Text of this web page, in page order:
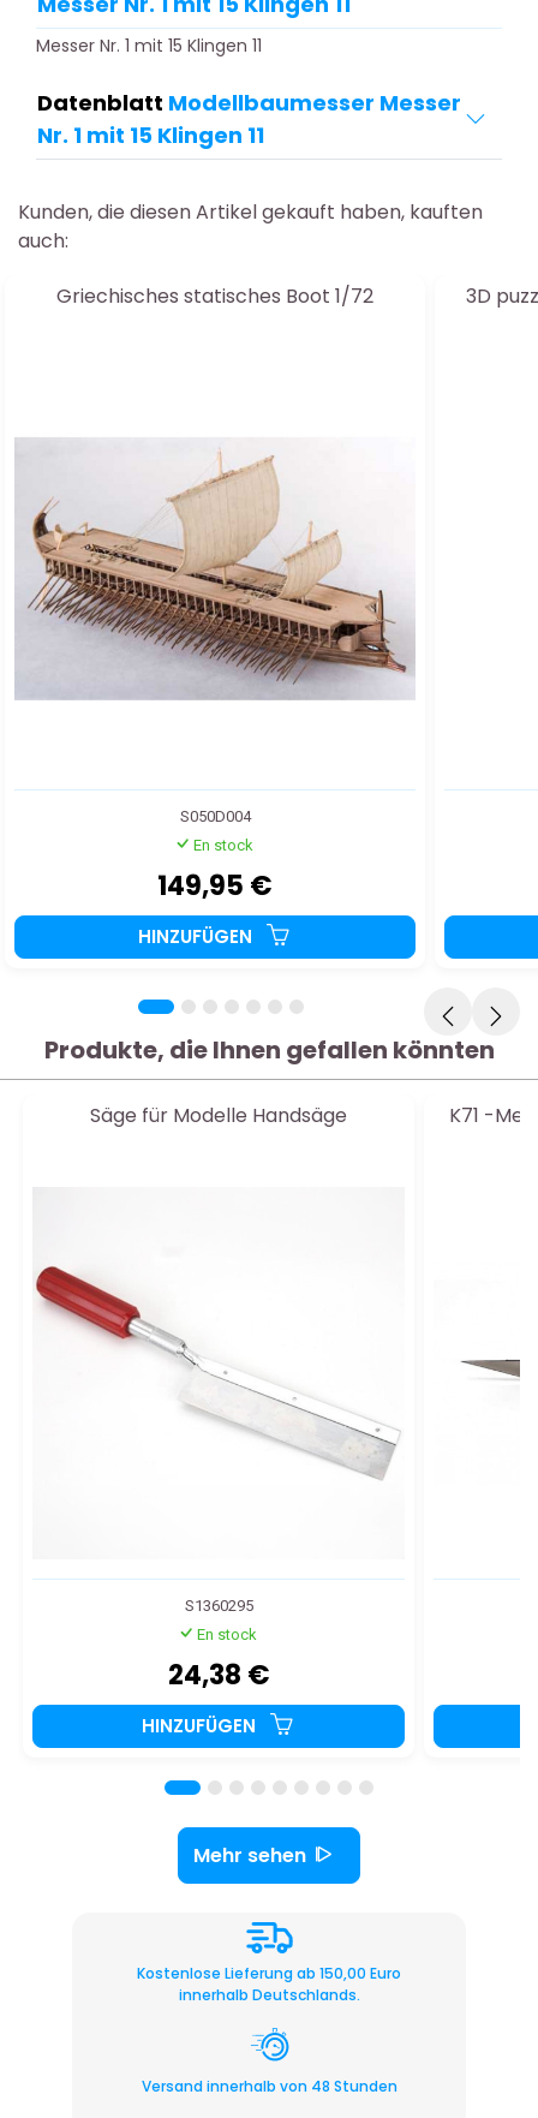
Messer Nr. 1 mit 15 Klingen 11
Datenblatt Modellbaumesser Messer
Nr. 1 mit 15 Klingen 11
Kunden, die diesen Artikel gekauft haben, kauften
auch:
Griechisches statisches Boot 1/72
S050D004
En stock
149,95 €
HINZUFÜGEN
3D
Produkte, die Ihnen gefallen könnten
Säge für Modelle Handsäge
S1360295
En stock
24,38 €
HINZUFÜGEN
K71 -
Mehr sehen
Kostenlose Lieferung ab 150,00 Euro
innerhalb Deutschlands.
Versand innerhalb von 48 Stunden